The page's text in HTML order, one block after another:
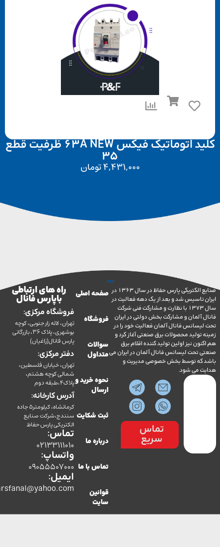
کلید اتوماتیک فیکس 63A NEW ظرفیت قطع
4,431,000تومان
صنایع الکتریکی پارس حفاظ در سال 1363 در
شد و بعد از یک دهه فعالیت در
سال 1373 با نظارت و مشارکت فنی شرکت
و مشارکت بخش دولتی در ایران
فانال آلمان فعالیت خود را در
محصولات برق صنعتی آغاز کرد و
نیز اولین تولید کننده اقلام برق
لیسانس فانال آلمان در ایران می
توسط بخش خصوصی مدیریت و
می شود.
تماس
سریع
صفحه اصلی
فروشگاه
سوالات
متداول
نحوه خرید و
ثبت شکایت
درباره ما
تماس با ما
قوانین
راه های ارتباطی
با پارس فانال
فروشگاه مرکزی:
تهران، لاله زار جنوبی، کوچه
بوشهری، پلاک 36، بازرگانی
پارس فانال(زاغیان)
دفتر مرکزی:
تهران، خیابان فلسطین،
شمالی کوچه هشتم،
پلاک4،طبقه دوم
آدرس کارخانه:
کرمانشاه، کیلومتر5 جاده
سنندج،شرکت صنایع
الکتریکی پارس حفاظ
تماس:
02133111010
واتساپ:
09055507000
ایمیل:
co.parsfanal@yahoo.com